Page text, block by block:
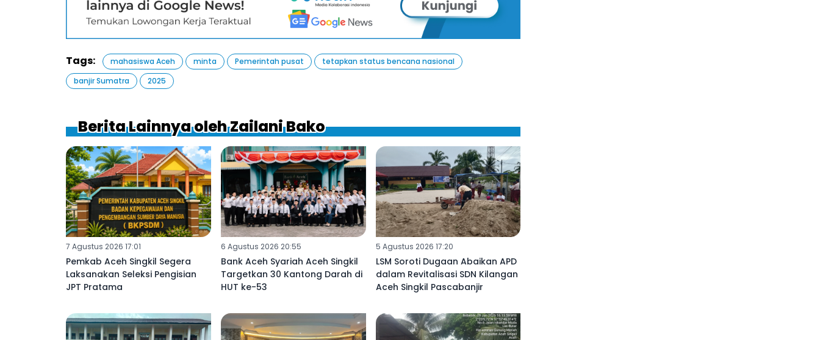
Tags: mahasiswa Aceh minta Pemerintah pusat
tetapkan status bencana nasional
banjir Sumatra
2025
Berita Lainnya oleh Zailani Bako
7 Agustus 2026 17:01
Pemkab Aceh Singkil Segera
Laksanakan Seleksi Pengisian
JPT Pratama
6 Agustus 2026 20:55
Bank Aceh Syariah Aceh Singkil
Targetkan 30 Kantong Darah di
HUT ke-53
5 Agustus 2026 17:20
LSM Soroti Dugaan Abaikan APD
dalam Revitalisasi SDN Kilangan
Aceh Singkil Pascabanjir